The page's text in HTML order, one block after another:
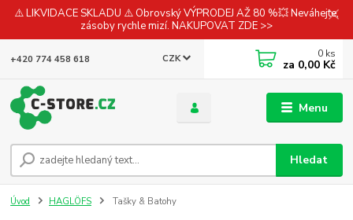
⚠️ LIKVIDACE SKLADU ⚠️ Obrovský VÝPRODEJ AŽ 80 %💥 Neváhejte,
zásoby rychle mizí. NAKUPOVAT ZDE >>
Menu
CZK
Hledat
+420 774 458 618 0 ks
za 0,00 Kč
Úvod HAGLÖFS Tašky & Batohy